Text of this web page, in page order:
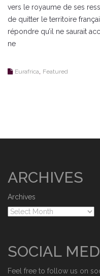
vers le royaume de ses
de quitter le territoire
répondre qu’il ne saurait
ne
Eurafrica Featured
ARCHIVES
Archives
SOCIAL
Feel free to follow us on